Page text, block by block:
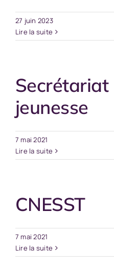
27 juin 2023
Lire la suite
Secrétariat
jeunesse
7 mai 2021
Lire la suite
CNESST
7 mai 2021
Lire la suite